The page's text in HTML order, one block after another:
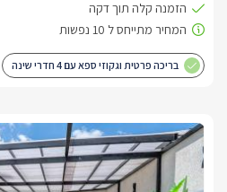
בריכה פרטית וגקוזי ספא עם 4 חדרי שינה